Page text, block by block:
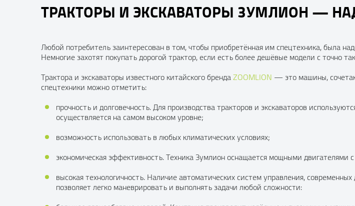
ТРАКТОРЫ И ЭКСКАВАТОРЫ ЗУМЛИОН —
Любой потребитель заинтересован в том, чтобы приобретённая им спецтехника, была
Немногие захотят покупать дорогой трактор, если есть более дешёвые модели с точно
Трактора и экскаваторы известного китайского брендаZOOMLION — это машины,
спецтехники можно отметить:
прочность и долговечность. Для производства тракторов и экскаваторов
осуществляется на самом высоком уровне;
возможность использовать в любых климатических условиях;
экономическая эффективность. Техника Зумлион оснащается мощными двигателями
высокая технологичность. Наличие автоматических систем управления,
позволяет легко маневрировать и выполнять задачи любой сложности: